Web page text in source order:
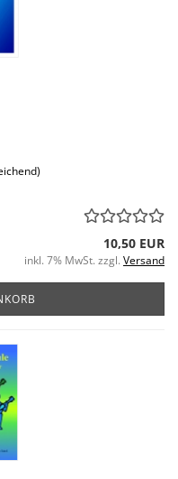
10,50 EUR
inkl. 7% MwSt. zzgl. Versand